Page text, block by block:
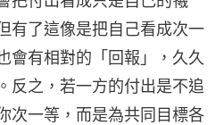
有了這像是把自己看成次一
會有相對的「回報」，久久
反之，若一方的付出是不追
次一等，而是為共同目標各